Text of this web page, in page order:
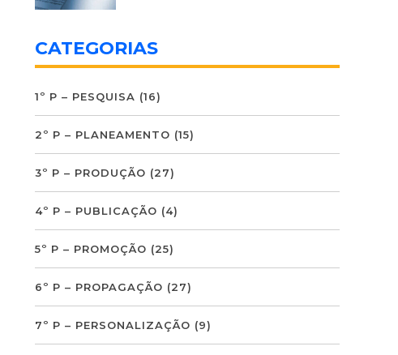
CATEGORIAS
1º P – PESQUISA (16)
2º P – PLANEAMENTO (15)
3º P – PRODUÇÃO (27)
4º P – PUBLICAÇÃO (4)
5º P – PROMOÇÃO (25)
6º P – PROPAGAÇÃO (27)
7º P – PERSONALIZAÇÃO (9)